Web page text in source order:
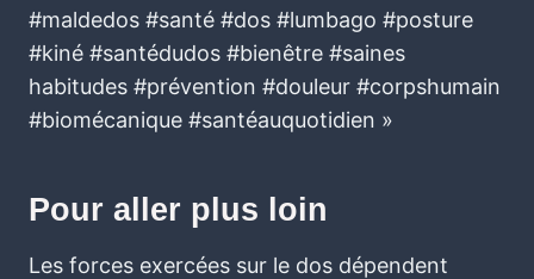
#maldedos #santé #dos #lumbago #posture
#kiné #santédudos #bienêtre #saines
habitudes #prévention #douleur #corpshumain
#biomécanique #santéauquotidien »
Pour aller plus loin
Les forces exercées sur le dos dépendent